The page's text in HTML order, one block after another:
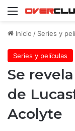
Menú
Inicio / Series y
Series y películas
Se
de
Acolyte